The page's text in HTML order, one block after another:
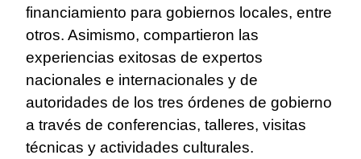
financiamiento para gobiernos locales, entre
otros. Asimismo, compartieron las
experiencias exitosas de expertos
nacionales e internacionales y de
autoridades de los tres órdenes de gobierno
a través de conferencias, talleres, visitas
técnicas y actividades culturales.